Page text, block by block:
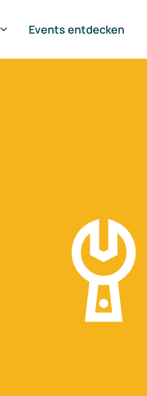
Events entdecken